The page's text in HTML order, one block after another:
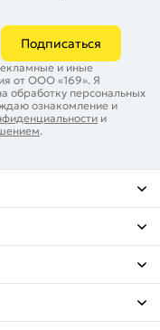
Подписаться
и иные
от ООО «169». Я
обработку персональных
ознакомление и
и
.